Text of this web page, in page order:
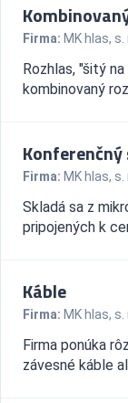
Firma: MK hlas, s.
Rozhlas, "šitý
kombinovaný
Firma: MK hlas, s.
Skladá sa z
pripojených k
Káble
Firma: MK hlas, s.
Firma ponúka
závesné káble